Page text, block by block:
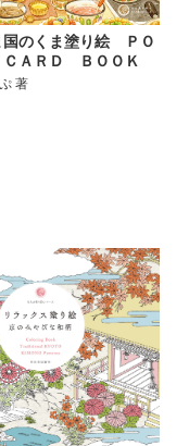
国のくま塗り絵 ＰＯ
ＣＡＲＤ ＢＯＯＫ
著